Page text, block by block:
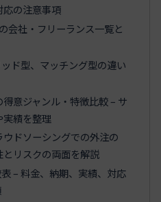
応の注意事項
会社・フリーランス一覧と
ド型、マッチング型の違い
意ジャンル・特徴比較 – サ
実績を整理
ドソーシングでの外注の
リスクの両面を解説
– 料金、納期、実績、対応